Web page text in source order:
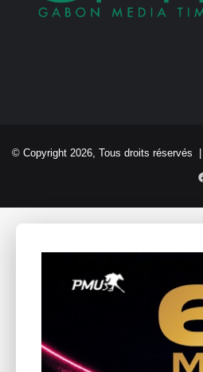
© Copyright 2026, Tous droits réservés |